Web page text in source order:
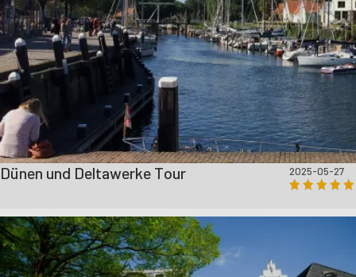
Dünen und Deltawerke Tour 2025-05-27